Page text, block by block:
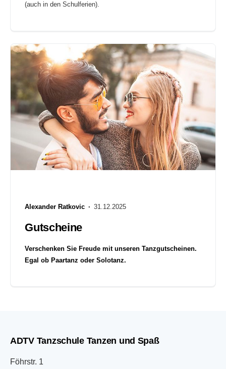
(auch in den Schulferien).
Alexander Ratkovic ·31.12.2025
Gutscheine
Verschenken Sie Freude mit unseren Tanzgutscheinen.
Egal ob Paartanz oder Solotanz.
ADTV Tanzschule Tanzen und Spaß
Föhrstr. 1